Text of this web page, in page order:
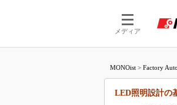
メディア
MONOist > Factory
LED照明設計の